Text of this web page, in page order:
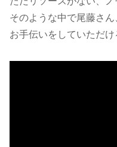
そのような中で尾藤さ
お手伝いをしていただけ